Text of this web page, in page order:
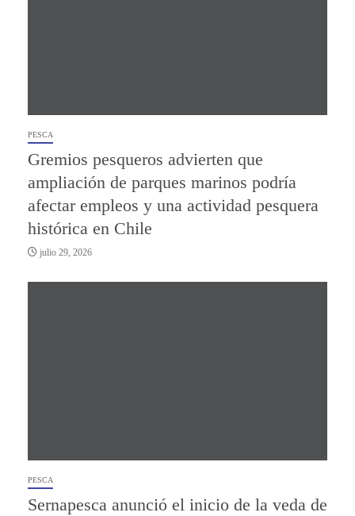
PESCA
Gremios pesqueros advierten que
ampliación de parques marinos podría
afectar empleos y una actividad pesquera
histórica en Chile
julio 29, 2026
PESCA
Sernapesca anunció el inicio de la veda de